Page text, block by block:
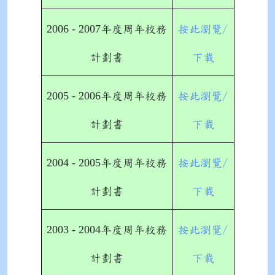
2006 - 2007年度周年校務
計劃書
按此瀏覽/
下載
2005 - 2006年度周年校務
計劃書
按此瀏覽/
下載
2004 - 2005年度周年校務
計劃書
按此瀏覽/
下載
2003 - 2004年度周年校務
計劃書
按此瀏覽/
下載